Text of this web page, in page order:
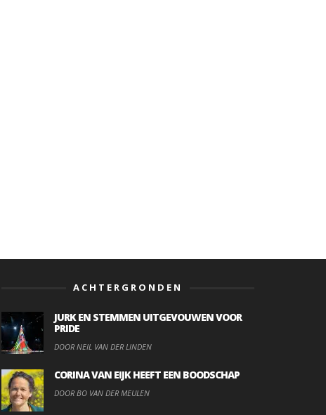
ACHTERGRONDEN
JURK EN STEMMEN UITGEVOUWEN VOOR
PRIDE
DOOR NEIL VAN DER LINDEN
CORINA VAN EIJK HEEFT EEN BOODSCHAP
DOOR BO VAN DER MEULEN